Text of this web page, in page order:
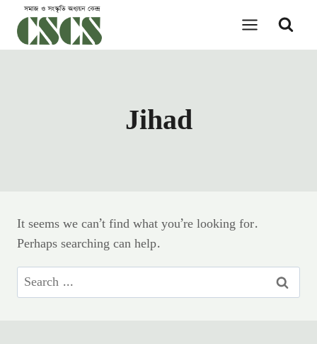
content
Jihad
It seems we can’t find what you’re looking for.
Perhaps searching can help.
Search
for: